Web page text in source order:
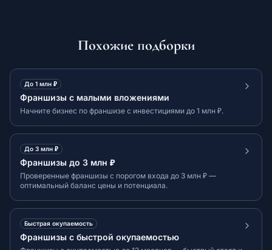
Похожие подборки
До 1 млн ₽
Франшизы с малыми вложениями
Начните бизнес по франшизе с инвестициями до 1 млн ₽.
До 3 млн ₽
Франшизы до 3 млн ₽
Проверенные франшизы с порогом входа до 3 млн ₽ —
оптимальный баланс цены и потенциала.
Быстрая окупаемость
Франшизы с быстрой окупаемостью